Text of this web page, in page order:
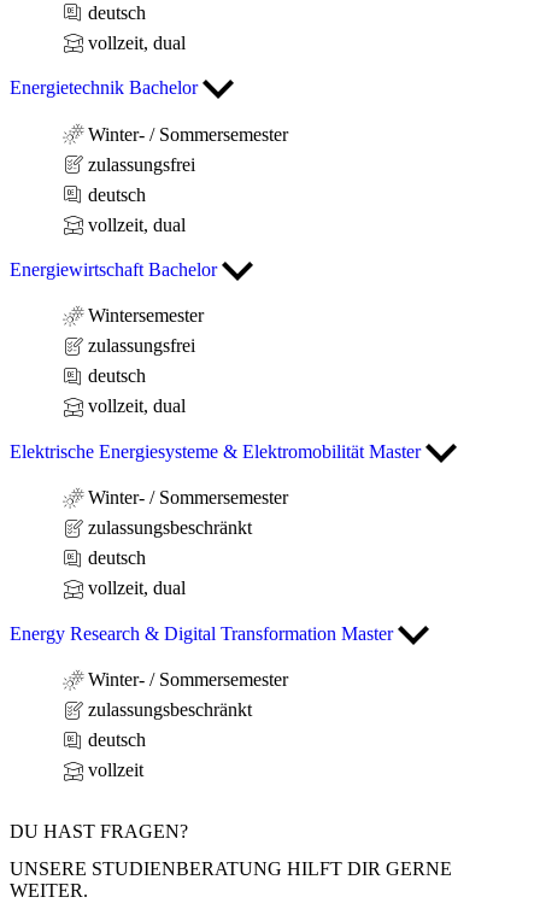
deutsch
vollzeit, dual
Energietechnik Bachelor
Winter- / Sommersemester
zulassungsfrei
deutsch
vollzeit, dual
Energiewirtschaft Bachelor
Wintersemester
zulassungsfrei
deutsch
vollzeit, dual
Elektrische Energiesysteme & Elektromobilität Master
Winter- / Sommersemester
zulassungsbeschränkt
deutsch
vollzeit, dual
Energy Research & Digital Transformation Master
Winter- / Sommersemester
zulassungsbeschränkt
deutsch
vollzeit
DU HAST FRAGEN?
UNSERE STUDIENBERATUNG HILFT DIR GERNE
WEITER.